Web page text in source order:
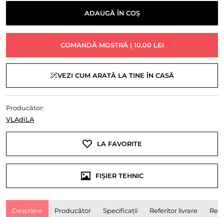
ADAUGĂ ÎN COȘ
COMANDĂ MOSTRĂ | 10,00 LEI
VEZI CUM ARATĂ LA TINE ÎN CASĂ
Producător:
VLAdiLA
LA FAVORITE
FIȘIER TEHNIC
Descriere Producător Specificații Referitor livrare